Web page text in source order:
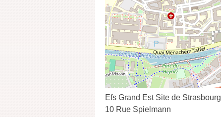
Efs Grand Est Site de Strasbourg
10 Rue Spielmann